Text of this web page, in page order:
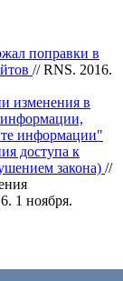
поправки в
// RNS. 2016.
изменения в
информации,
информации"
доступа к
закона) //
1 ноября.